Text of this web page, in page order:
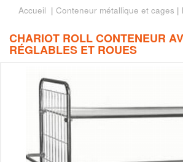
Accueil | Conteneur métallique et cages |
CHARIOT ROLL CONTENEUR
RÉGLABLES ET ROUES